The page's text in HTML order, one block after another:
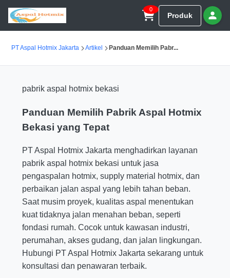
0
Produk
PT Aspal Hotmix Jakarta Artikel Panduan Memilih Pabr...
pabrik aspal hotmix bekasi
Panduan Memilih Pabrik Aspal Hotmix
Bekasi yang Tepat
PT Aspal Hotmix Jakarta menghadirkan layanan
pabrik aspal hotmix bekasi untuk jasa
pengaspalan hotmix, supply material hotmix, dan
perbaikan jalan aspal yang lebih tahan beban.
Saat musim proyek, kualitas aspal menentukan
kuat tidaknya jalan menahan beban, seperti
fondasi rumah. Cocok untuk kawasan industri,
perumahan, akses gudang, dan jalan lingkungan.
Hubungi PT Aspal Hotmix Jakarta sekarang untuk
konsultasi dan penawaran terbaik.